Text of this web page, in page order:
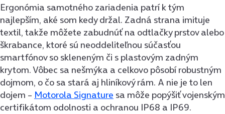
Ergonómia samotného zariadenia patrí k tým
najlepším, aké som kedy držal. Zadná strana imituje
textil, takže môžete zabudnúť na odtlačky prstov alebo
škrabance, ktoré sú neoddeliteľnou súčasťou
smartfónov so skleneným či s plastovým zadným
krytom. Vôbec sa nešmýka a celkovo pôsobí robustným
dojmom, o čo sa stará aj hliníkový rám. A nie je to len
dojem – Motorola Signature sa môže popýšiť vojenským
certifikátom odolnosti a ochranou IP68 a IP69.